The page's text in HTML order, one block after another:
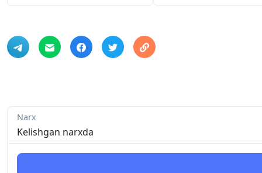
Narx
Kelishgan narxda